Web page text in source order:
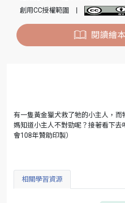
創用CC授權範圍
閱讀繪本
有一隻黃金獵犬救了牠的小主人，
媽知道小主人不對勁呢？接著看下去
會108年贊助印製）
相關學習資源